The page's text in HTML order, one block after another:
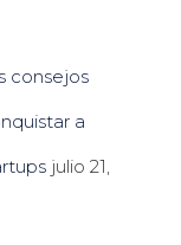
consejos
a
julio 21,